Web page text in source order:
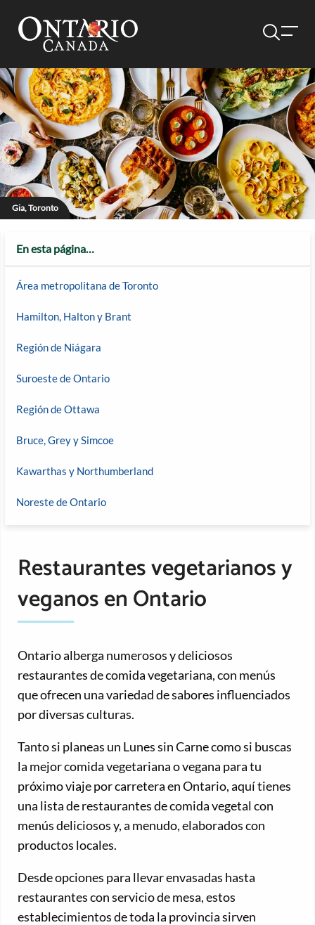
Gia, Toronto
En esta página…
Área metropolitana de Toronto
Hamilton, Halton y Brant
Región de Niágara
Suroeste de Ontario
Región de Ottawa
Bruce, Grey y Simcoe
Kawarthas y Northumberland
Noreste de Ontario
Restaurantes vegetarianos y
veganos en Ontario
Ontario alberga numerosos y deliciosos
restaurantes de comida vegetariana, con menús
que ofrecen una variedad de sabores influenciados
por diversas culturas.
Tanto si planeas un Lunes sin Carne como si buscas
la mejor comida vegetariana o vegana para tu
próximo viaje por carretera en Ontario, aquí tienes
una lista de restaurantes de comida vegetal con
menús deliciosos y, a menudo, elaborados con
productos locales.
Desde opciones para llevar envasadas hasta
restaurantes con servicio de mesa, estos
establecimientos de toda la provincia sirven